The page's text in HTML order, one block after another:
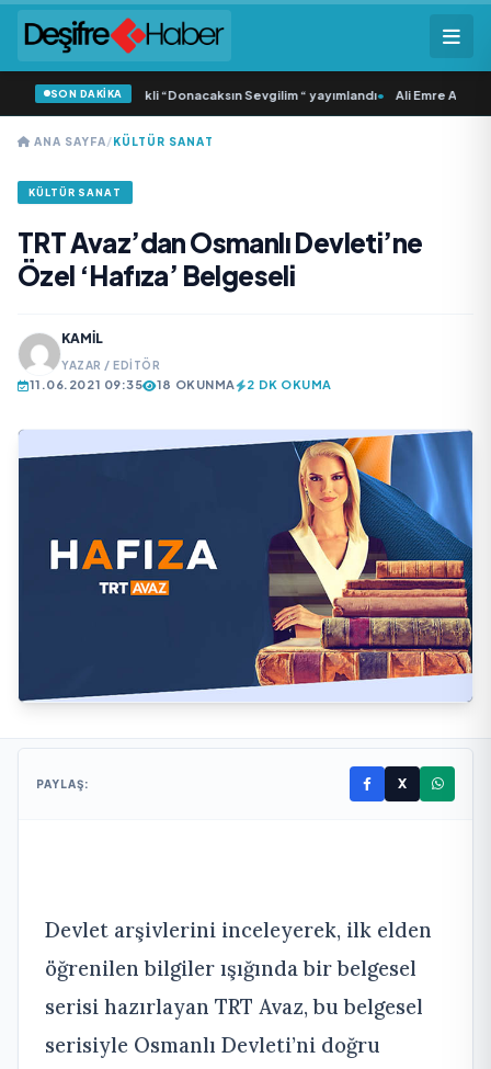
SON DAKİKA
Samlı ‘dan İkinci Tekli “Donacaksın Sevgilim “ yayımlandı• Ali Emre
ANA SAYFA/KÜLTÜR SANAT
KÜLTÜR SANAT
TRT Avaz’dan Osmanlı Devleti’ne
Özel ‘Hafıza’ Belgeseli
KAMIL
YAZAR / EDITÖR
11.06.2021 09:35 18 OKUNMA 2 DK OKUMA
PAYLAŞ: X
Devlet arşivlerini inceleyerek, ilk elden
öğrenilen bilgiler ışığında bir belgesel
serisi hazırlayan TRT Avaz, bu belgesel
serisiyle Osmanlı Devleti’ni doğru